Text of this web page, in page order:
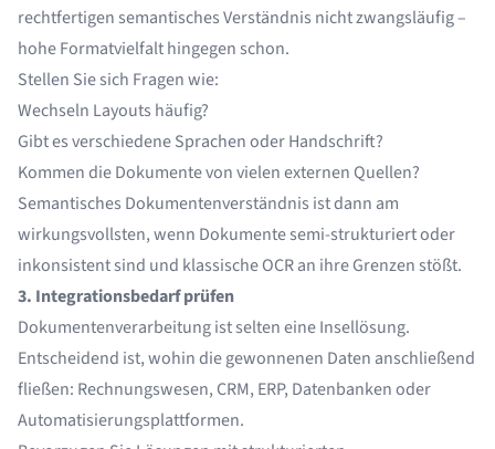
rechtfertigen semantisches Verständnis nicht zwangsläufig –
hohe Formatvielfalt hingegen schon.
Stellen Sie sich Fragen wie:
Wechseln Layouts häufig?
Gibt es verschiedene Sprachen oder Handschrift?
Kommen die Dokumente von vielen externen Quellen?
Semantisches Dokumentenverständnis ist dann am
wirkungsvollsten, wenn Dokumente semi-strukturiert oder
inkonsistent sind und klassische OCR an ihre Grenzen stößt.
3. Integrationsbedarf prüfen
Dokumentenverarbeitung ist selten eine Insellösung.
Entscheidend ist, wohin die gewonnenen Daten anschließend
fließen: Rechnungswesen, CRM, ERP, Datenbanken oder
Automatisierungsplattformen.